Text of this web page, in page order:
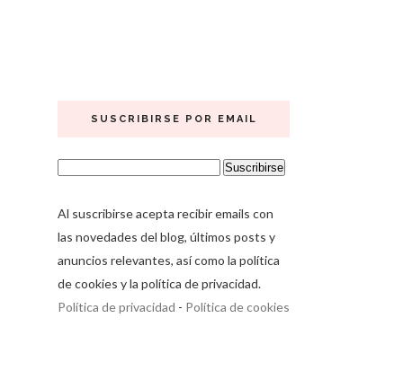
SUSCRIBIRSE POR EMAIL
Al suscribirse acepta recibir emails con
las novedades del blog, últimos posts y
anuncios relevantes, así como la política
de cookies y la política de privacidad.
Política de privacidad - Política de cookies